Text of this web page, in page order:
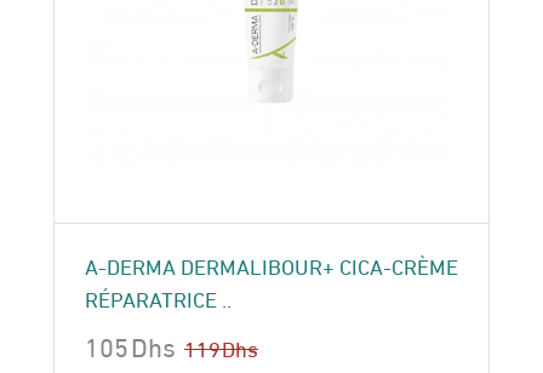
A-DERMA DERMALIBOUR+ CICA-CRÈME
RÉPARATRICE ..
119Dhs
105Dhs